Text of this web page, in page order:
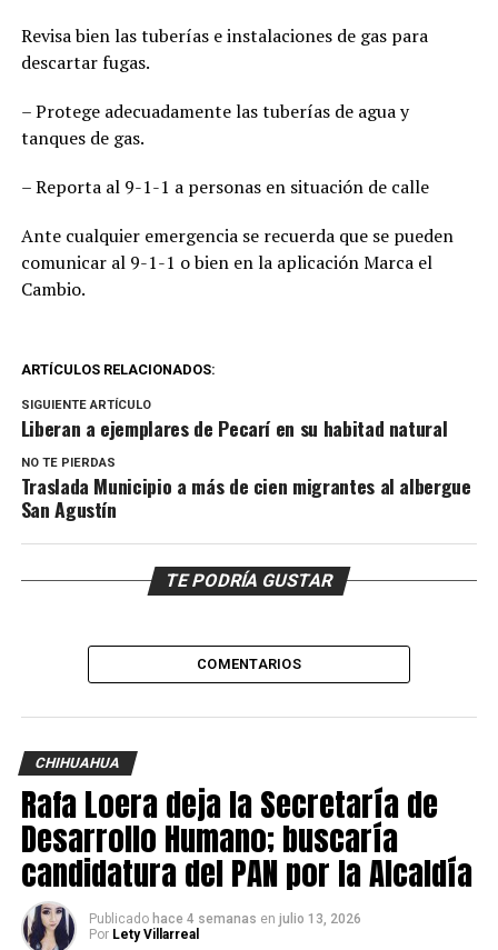
Revisa bien las tuberías e instalaciones de gas para
descartar fugas.
– Protege adecuadamente las tuberías de agua y
tanques de gas.
– Reporta al 9-1-1 a personas en situación de calle
Ante cualquier emergencia se recuerda que se pueden
comunicar al 9-1-1 o bien en la aplicación Marca el
Cambio.
ARTÍCULOS RELACIONADOS:
SIGUIENTE ARTÍCULO
Liberan a ejemplares de Pecarí en su habitad natural
NO TE PIERDAS
Traslada Municipio a más de cien migrantes al albergue
San Agustín
TE PODRÍA GUSTAR
COMENTARIOS
CHIHUAHUA
Rafa Loera deja la Secretaría de
Desarrollo Humano; buscaría
candidatura del PAN por la Alcaldía
Publicado hace 4 semanas en julio 13, 2026
Por Lety Villarreal